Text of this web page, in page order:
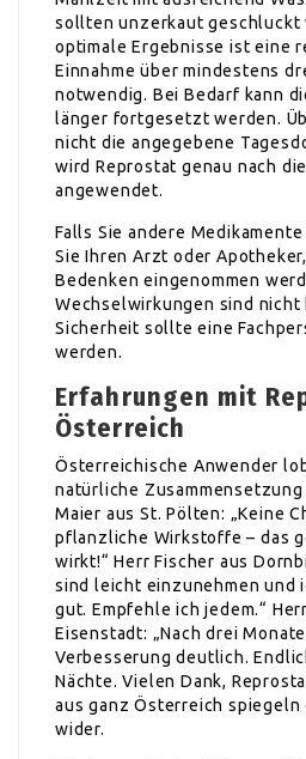
sollten unzerkaut geschluckt
optimale Ergebnisse ist eine
Einnahme über mindestens
notwendig. Bei Bedarf kann
länger fortgesetzt werden.
nicht die angegebene
wird Reprostat genau nach
angewendet.
Falls Sie andere
Sie Ihren Arzt oder
Bedenken eingenommen
Wechselwirkungen sind nicht
Sicherheit sollte eine
werden.
Erfahrungen mit
Österreich
Österreichische Anwender
natürliche
Maier aus St. Pölten: „Keine
pflanzliche Wirkstoffe – das
wirkt!“ Herr Fischer aus
sind leicht einzunehmen und
gut. Empfehle ich jedem.“
Eisenstadt: „Nach drei
Verbesserung deutlich.
Nächte. Vielen Dank,
aus ganz Österreich
wider.